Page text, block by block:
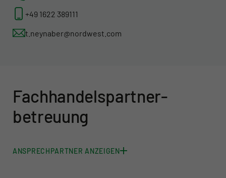
+49 1622 389111
t.neynaber@nordwest.com
Fachhandels­partner­
betreuung
ANSPRECHPARTNER ANZEIGEN